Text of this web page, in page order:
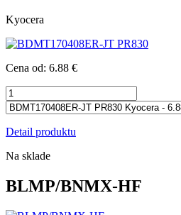
Kyocera
Cena od: 6.88 €
Detail produktu
Na sklade
BLMP/BNMX-HF